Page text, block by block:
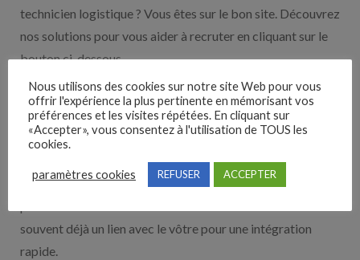
technicien logistique ? Vous êtes sur le bon site. Découvrez
nos solutions pour vous aider à recruter en cliquant sur le
bouton ci-dessous.
Nos solutions entreprises
Découvrez nos partenaires ! Moteurs de recherches,
multidiffuseurs, sites payant… nombreux sont nos
souvent déjà un lien avec le vôtre pour une intégration
rapide.
Nous utilisons des cookies sur notre site Web pour vous
offrir l'expérience la plus pertinente en mémorisant vos
préférences et les visites répétées. En cliquant sur
«Accepter», vous consentez à l'utilisation de TOUS les
cookies.
paramètres cookies REFUSER ACCEPTER